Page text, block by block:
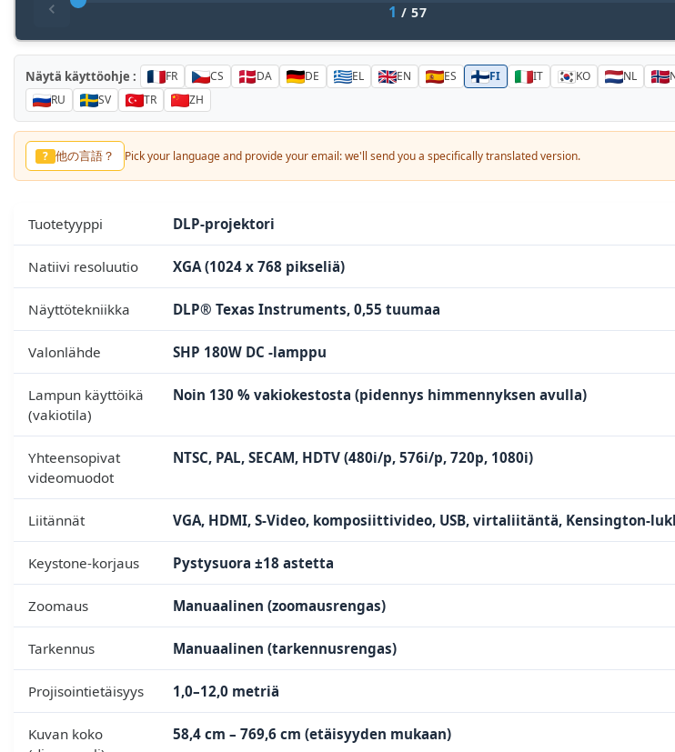
1 / 57
Näytä käyttöohje : FR CS DA DE EL EN ES FI IT KO NL
RU
SV TR ZH
? 他の言語？ Pick your language and provide your email: we'll send you a specifically translated version.
Tuotetyyppi DLP-projektori
Natiivi resoluutio XGA (1024 x 768 pikseliä)
Näyttötekniikka DLP® Texas Instruments, 0,55 tuumaa
Valonlähde SHP 180W DC -lamppu
Lampun käyttöikä
(vakiotila)
Noin 130 % vakiokestosta (pidennys himmennyksen avulla)
Yhteensopivat
videomuodot
NTSC, PAL, SECAM, HDTV (480i/p, 576i/p, 720p, 1080i)
Liitännät VGA, HDMI, S-Video, komposiittivideo, USB, virtaliitäntä, Kensington-
Keystone-korjaus Pystysuora ±18 astetta
Zoomaus Manuaalinen (zoomausrengas)
Tarkennus Manuaalinen (tarkennusrengas)
Projisointietäisyys 1,0–12,0 metriä
Kuvan koko
58,4 cm – 769,6 cm (etäisyyden mukaan)